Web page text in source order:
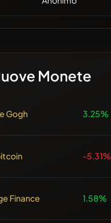
Monete
Gogh 3.25%
-5.31%
Finance 1.58%